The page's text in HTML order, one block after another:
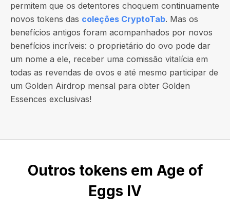
permitem que os detentores choquem continuamente
novos tokens das coleções CryptoTab. Mas os
benefícios antigos foram acompanhados por novos
benefícios incríveis: o proprietário do ovo pode dar
um nome a ele, receber uma comissão vitalícia em
todas as revendas de ovos e até mesmo participar de
um Golden Airdrop mensal para obter Golden
Essences exclusivas!
Outros tokens em Age of
Eggs IV